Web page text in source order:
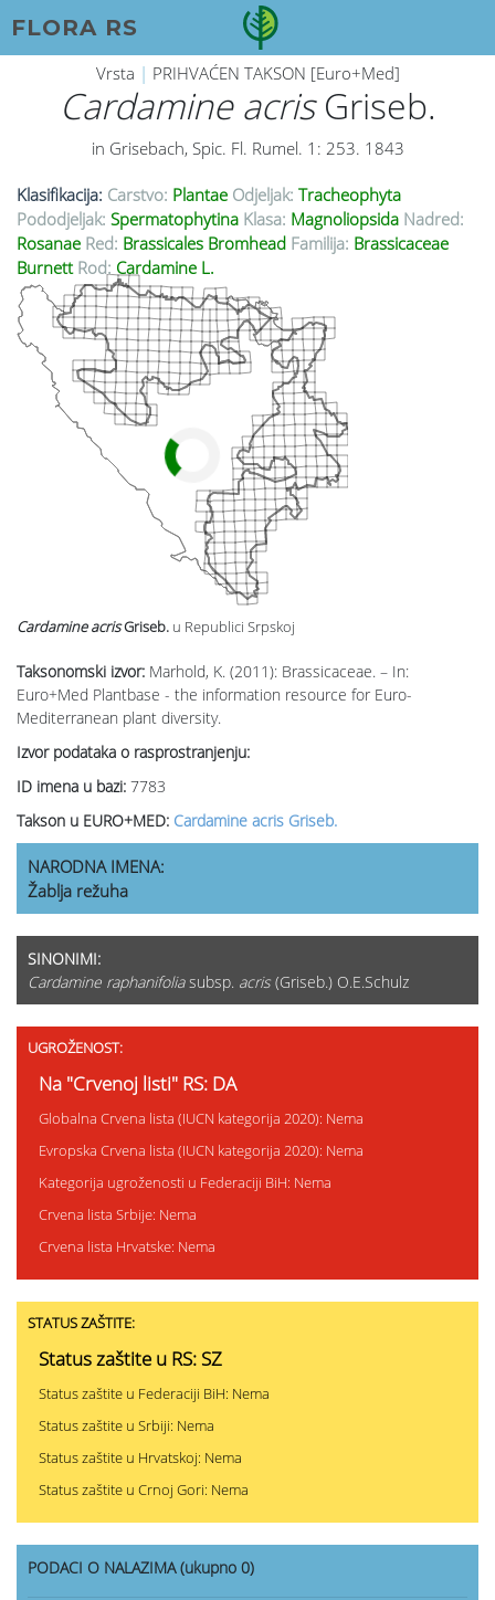
FLORA RS
Vrsta | PRIHVAĆEN TAKSON [Euro+Med]
Cardamine acrisGriseb.
in Grisebach, Spic. Fl. Rumel. 1: 253. 1843
Klasifikacija: Carstvo: Plantae Odjeljak: Tracheophyta
Pododjeljak: Spermatophytina Klasa: Magnoliopsida Nadred:
Rosanae Red: Brassicales Bromhead Familija: Brassicaceae
Burnett Rod: Cardamine L.
Taksonomski izvor: Marhold, K. (2011): Brassicaceae. – In:
Euro+Med Plantbase - the information resource for Euro-
Mediterranean plant diversity.
Izvor podataka o rasprostranjenju:
ID imena u bazi: 7783
Takson u EURO+MED: Cardamine acris Griseb.
Cardamine acrisGriseb. u Republici Srpskoj
NARODNA IMENA:
Žablja režuha
SINONIMI:
Cardamine raphanifoliasubsp. acris (Griseb.) O.E.Schulz
UGROŽENOST:
Na "Crvenoj listi" RS: DA
Globalna Crvena lista (IUCN kategorija 2020): Nema
Evropska Crvena lista (IUCN kategorija 2020): Nema
Kategorija ugroženosti u Federaciji BiH: Nema
Crvena lista Srbije: Nema
Crvena lista Hrvatske: Nema
STATUS ZAŠTITE:
Status zaštite u RS: SZ
Status zaštite u Federaciji BiH: Nema
Status zaštite u Srbiji: Nema
Status zaštite u Hrvatskoj: Nema
Status zaštite u Crnoj Gori: Nema
PODACI O NALAZIMA (ukupno 0)